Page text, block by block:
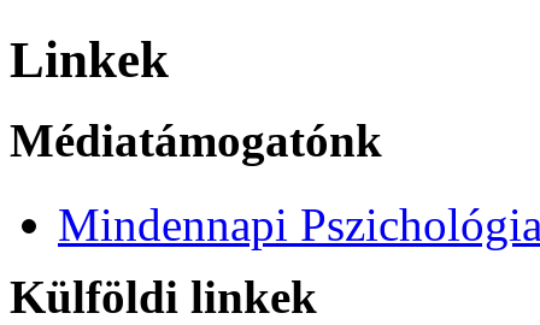
Linkek
Médiatámogatónk
Mindennapi
Külföldi linkek